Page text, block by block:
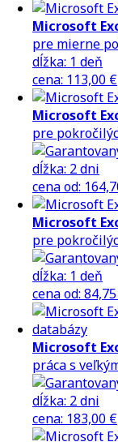
Microsoft
pre mierne
dĺžka: 1 deň
cena: 113,00 €
Microsoft
pre
dĺžka: 2 dni
cenaod:
Microsoft
pre
dĺžka: 1 deň
cenaod:
Microsoft
práca s
dĺžka: 2 dni
cena: 183,00 €